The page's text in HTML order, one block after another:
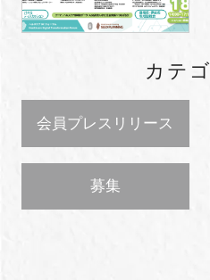
カテ
会員プレスリリース
募集